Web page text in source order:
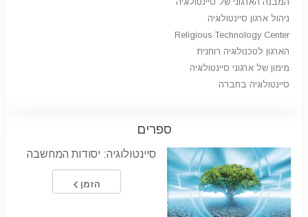
ניהול ארגון סיינטולוגיה
Religious Technology Center
הארגון לטכנולוגיה רוחנית
מימון של ארגוני סיינטולוגיה
סיינטולוגיה בחברה
ספרים
סיינטולוגיה: יסודות המחשבה
הזמן